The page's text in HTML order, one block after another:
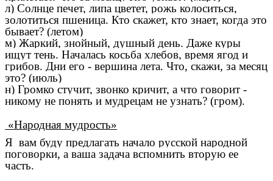
л) Солнце печет, липа цветет, рожь колоситься,
золотиться пшеница. Кто скажет, кто знает, когда это
бывает? (летом)
м) Жаркий, знойный, душный день. Даже куры
ищут тень. Началась косьба хлебов, время ягод и
грибов. Дни его - вершина лета. Что, скажи, за месяц
это? (июль)
н) Громко стучит, звонко кричит, а что говорит -
никому не понять и мудрецам не узнать? (гром).
«Народная мудрость»
Я вам буду предлагать начало русской народной
поговорки, а ваша задача вспомнить вторую ее
часть.